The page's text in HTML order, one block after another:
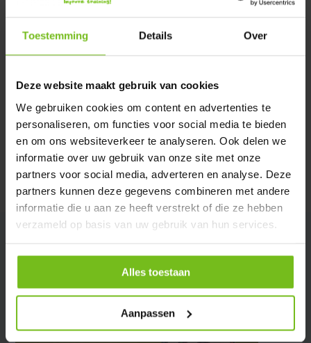
Toestemming Details Over
Deze website maakt gebruik van cookies
We gebruiken cookies om content en advertenties te
personaliseren, om functies voor social media te bieden
en om ons websiteverkeer te analyseren. Ook delen we
informatie over uw gebruik van onze site met onze
partners voor social media, adverteren en analyse. Deze
partners kunnen deze gegevens combineren met andere
informatie die u aan ze heeft verstrekt of die ze hebben
verzameld op basis van uw gebruik van hun services.
Alles toestaan
Aanpassen
Verstuur email
Description du produit
Évaluations
Partager